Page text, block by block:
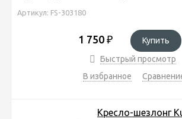
Артикул: FS-303180
1 750 ₽
Купить
Быстрый просмотр
В избранное
Кресло-шезлонг